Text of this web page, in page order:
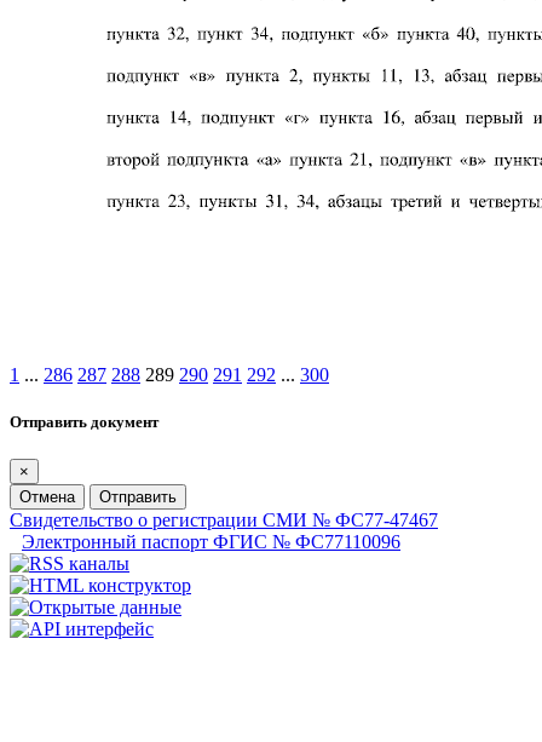
1 ... 286 287 288 289 290 291 292 ... 300
Отправить документ
×
Отмена
Отправить
Свидетельство о регистрации СМИ № ФС77-47467
Электронный паспорт ФГИС № ФС77110096